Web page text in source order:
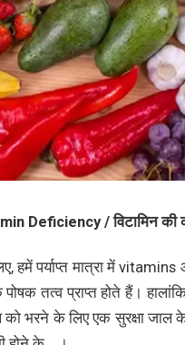
Deficiency / विटामिन की
हमें पर्याप्त मात्रा में
तत्व प्राप्त होते हैं।
को भरने के लिए एक सुरक्षा